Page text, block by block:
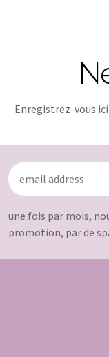
Enregistrez-vous
une fois par mois,
promotion, par de